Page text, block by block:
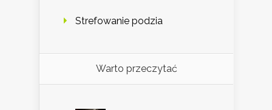
Strefowanie podzia
Warto przeczytać